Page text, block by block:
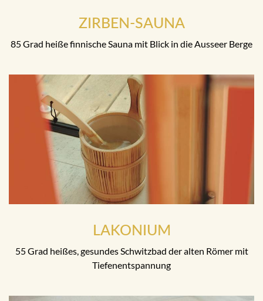
ZIRBEN-SAUNA
85 Grad heiße finnische Sauna mit Blick in die Ausseer Berge
LAKONIUM
55 Grad heißes, gesundes Schwitzbad der alten Römer mit
Tiefenentspannung